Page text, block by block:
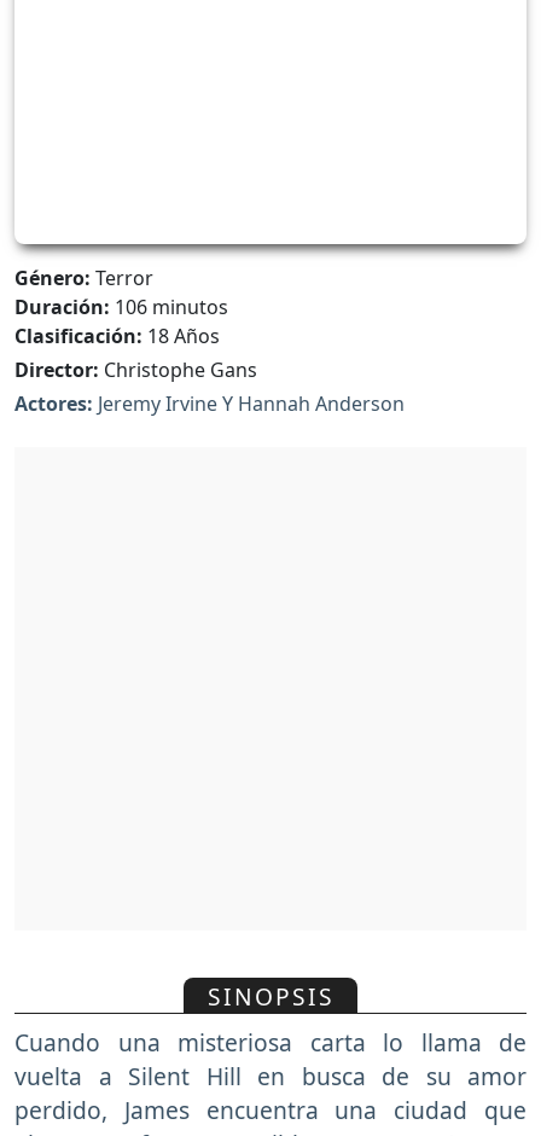
Género: Terror
Duración: 106 minutos
Clasificación: 18 Años
Director: Christophe Gans
Actores: Jeremy Irvine Y Hannah Anderson
SINOPSIS
Cuando una misteriosa carta lo llama de
vuelta a Silent Hill en busca de su amor
perdido, James encuentra una ciudad que